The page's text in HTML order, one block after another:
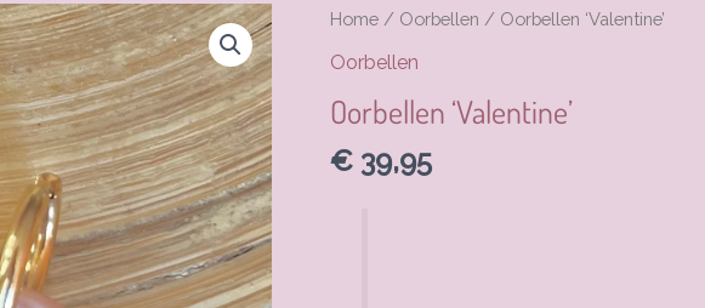
Home / Oorbellen / Oorbellen ‘Valentine’
Oorbellen
Oorbellen ‘Valentine’
€ 39,95
Oorbellen
'Valentine’